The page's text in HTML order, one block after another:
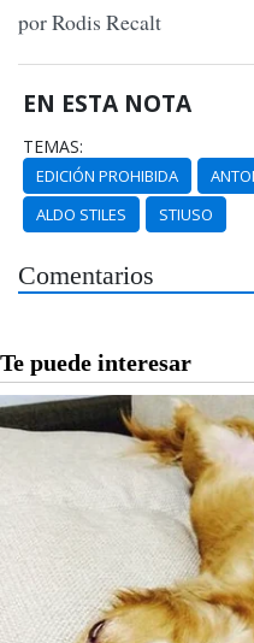
por Rodis Recalt
EN ESTA NOTA
TEMAS:
EDICIÓN PROHIBIDA
ALDO STILES
STIUSO
Comentarios